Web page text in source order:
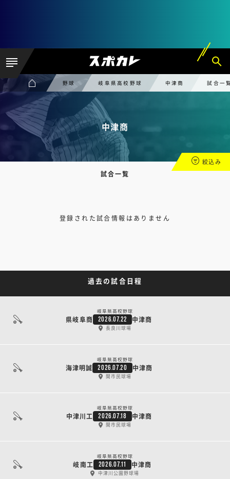
野球 岐阜県高校野球 中津商 試合一
中津商
試合一覧
絞込み
登録された試合情報はありません
過去の試合日程
岐阜県高校野球
県岐阜商 2026.07.22 中津商
長良川球場
岐阜県高校野球
海津明誠 2026.07.20 中津商
関市民球場
岐阜県高校野球
中津川工 2026.07.18 中津商
関市民球場
岐阜県高校野球
岐南工 2026.07.11 中津商
中津川公園野球場